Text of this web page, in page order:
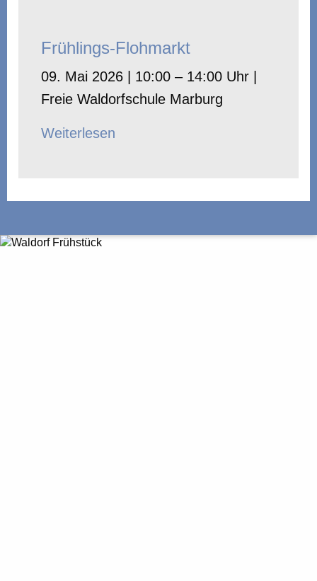
Frühlings-Flohmarkt
09. Mai 2026 | 10:00 – 14:00 Uhr |
Freie Waldorfschule Marburg
Weiterlesen